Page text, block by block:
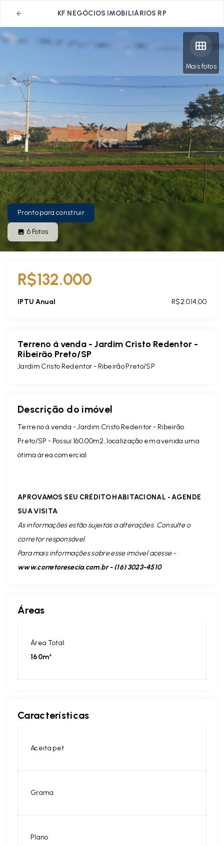
KF NEGÓCIOS IMOBILIÁRIOS RP
Mais fotos
Pronto para construir
6 Fotos
R$132.000
IPTU Anual R$2.014,00
Terreno á venda - Jardim Cristo Redentor -
Ribeirão Preto/SP
Jardim Cristo Redentor - Ribeirão Preto/SP
Descrição do imóvel
Terreno á venda - Jardim Cristo Redentor - Ribeirão
Preto/SP - Possui 160,00m2, localização em avenida uma
ótima área comercial.
APROVAMOS SEU CRÉDITO HABITACIONAL - AGENDE
SUA VISITA
As informações estão sujeitas a alterações. Consulte o
corretor responsável.
Para mais informações sobre esse imóvel acesse -
www.corretoresecia.com.br - (16) 3023-4510
Áreas
Área Total:
160m²
Características
Aceita pet
Grama
Plano